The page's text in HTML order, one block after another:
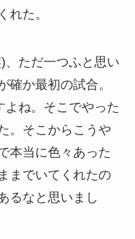
れた。
、ただ一つふと思い
確か最初の試合。
ね。そこでやった
。そこからこうや
本当に色々あった
までいてくれたの
るなと思いまし